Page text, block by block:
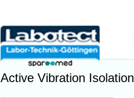
Active Vibration Isolation